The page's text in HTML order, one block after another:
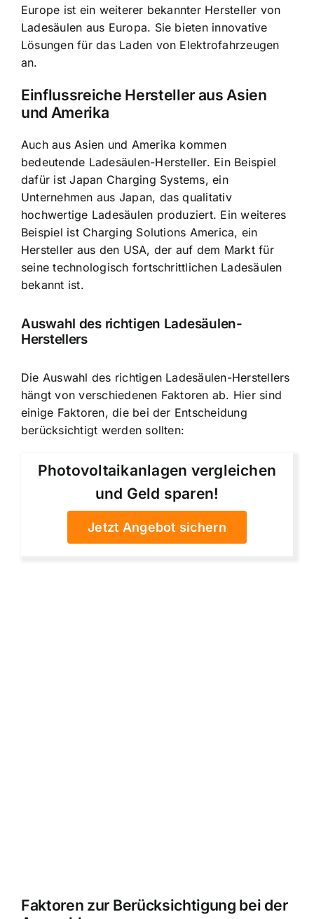
Europe ist ein weiterer bekannter Hersteller von
Ladesäulen aus Europa. Sie bieten innovative
Lösungen für das Laden von Elektrofahrzeugen
an.
Einflussreiche Hersteller aus Asien
und Amerika
Auch aus Asien und Amerika kommen
bedeutende Ladesäulen-Hersteller. Ein Beispiel
dafür ist Japan Charging Systems, ein
Unternehmen aus Japan, das qualitativ
hochwertige Ladesäulen produziert. Ein weiteres
Beispiel ist Charging Solutions America, ein
Hersteller aus den USA, der auf dem Markt für
seine technologisch fortschrittlichen Ladesäulen
bekannt ist.
Auswahl des richtigen Ladesäulen-
Herstellers
Die Auswahl des richtigen Ladesäulen-Herstellers
hängt von verschiedenen Faktoren ab. Hier sind
einige Faktoren, die bei der Entscheidung
berücksichtigt werden sollten:
Photovoltaikanlagen vergleichen
und Geld sparen!
Jetzt Angebot sichern
Faktoren zur Berücksichtigung bei der